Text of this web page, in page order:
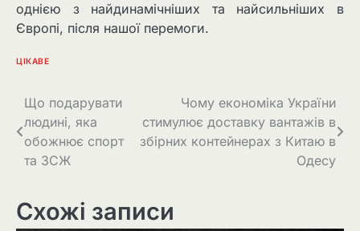
однією з найдинамічніших та найсильніших в
Європі, після нашої перемоги.
ЦІКАВЕ
Навігація
записів
Що подарувати
людині, яка
обожнює спорт
та ЗСЖ
Чому економіка України
стимулює доставку вантажів в
збірних контейнерах з Китаю в
Одесу
Схожі записи